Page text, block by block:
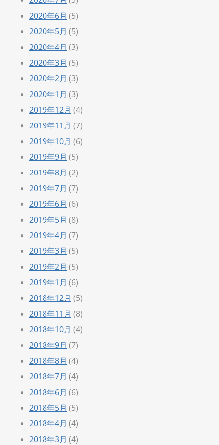
2020年6月 (5)
2020年5月 (5)
2020年4月 (3)
2020年3月 (5)
2020年2月 (3)
2020年1月 (3)
2019年12月 (4)
2019年11月 (7)
2019年10月 (6)
2019年9月 (5)
2019年8月 (2)
2019年7月 (7)
2019年6月 (6)
2019年5月 (8)
2019年4月 (7)
2019年3月 (5)
2019年2月 (5)
2019年1月 (6)
2018年12月 (5)
2018年11月 (8)
2018年10月 (4)
2018年9月 (7)
2018年8月 (4)
2018年7月 (4)
2018年6月 (6)
2018年5月 (5)
2018年4月 (4)
2018年3月 (4)